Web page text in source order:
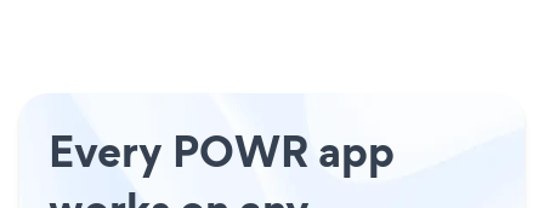
Every POWR app